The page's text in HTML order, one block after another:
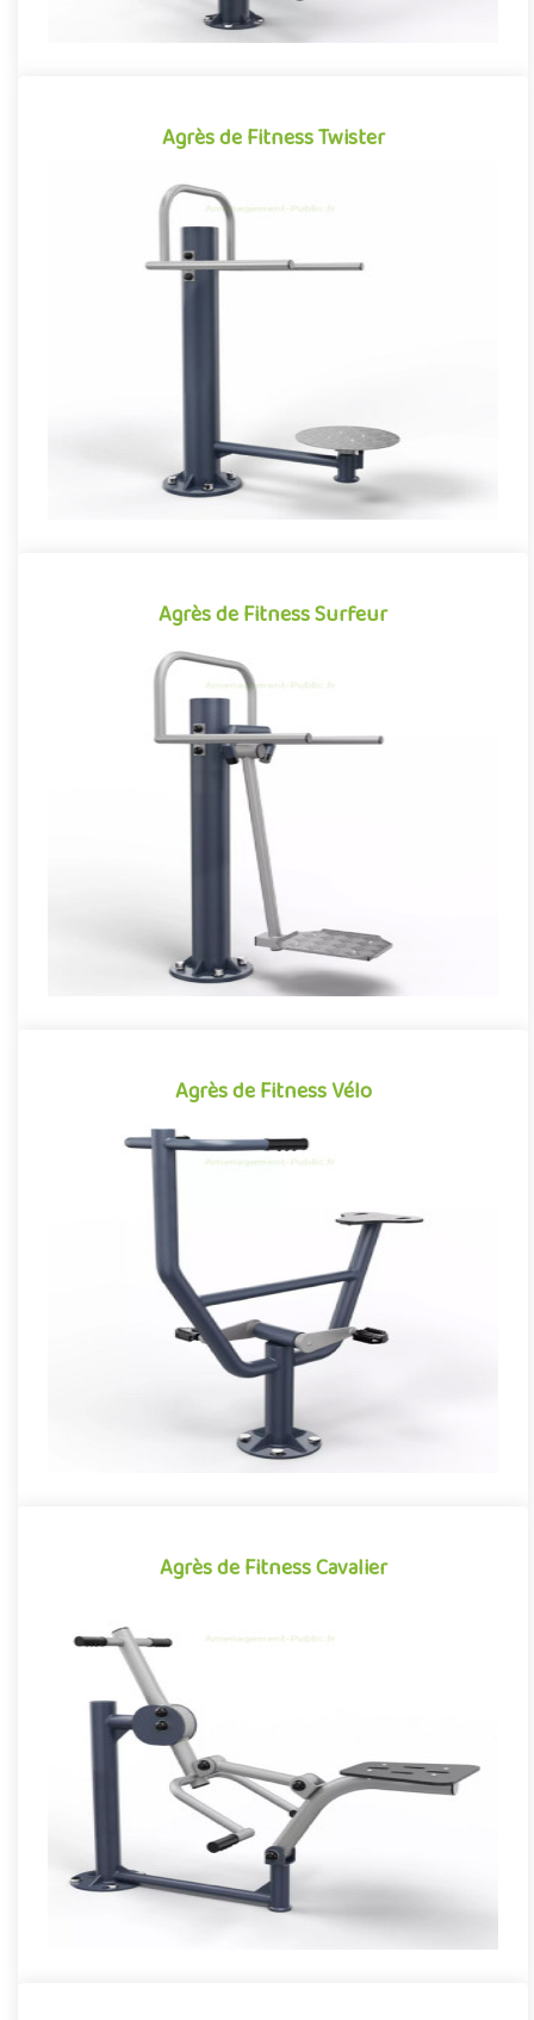
Agrès de Fitness Twister
Agrès de Fitness Twister
Agrès de fitness de plein air conjuguant activités sportives et
Agrès de Fitness Surfeur
Agrès de Fitness Surfeur
Agrès de fitness de plein air conjuguant activités sportives et
expériences ludiques, le Surfeur se démarque par son caractèr..
Offre partenaire
Agrès de Fitness Vélo
Agrès de Fitness Vélo
Agrès de fitness de plein air conjuguant activités sportives et
expériences ludiques, le Vélo se démarque par son caractère à..
Offre partenaire
Agrès de Fitness Cavalier
Agrès de Fitness Cavalier
Agrès de fitness de plein air conjuguant activités sportives et
expériences ludiques, le Cavalier se démarque par son caractè..
Offre partenaire